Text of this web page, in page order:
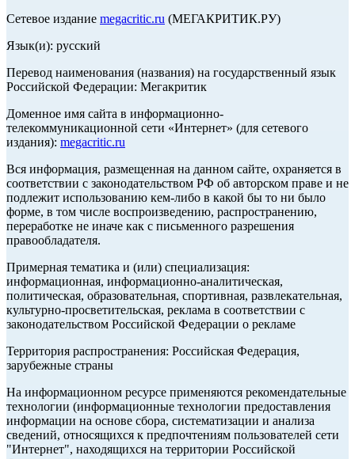
Сетевое издание megacritic.ru (МЕГАКРИТИК.РУ)
Язык(и): русский
Перевод наименования (названия) на государственный язык
Российской Федерации: Мегакритик
Доменное имя сайта в информационно-
телекоммуникационной сети «Интернет» (для сетевого
издания): megacritic.ru
Вся информация, размещенная на данном сайте, охраняется в
соответствии с законодательством РФ об авторском праве и не
подлежит использованию кем-либо в какой бы то ни было
форме, в том числе воспроизведению, распространению,
переработке не иначе как с письменного разрешения
правообладателя.
Примерная тематика и (или) специализация:
информационная, информационно-аналитическая,
политическая, образовательная, спортивная, развлекательная,
культурно-просветительская, реклама в соответствии с
законодательством Российской Федерации о рекламе
Территория распространения: Российская Федерация,
зарубежные страны
На информационном ресурсе применяются рекомендательные
технологии (информационные технологии предоставления
информации на основе сбора, систематизации и анализа
сведений, относящихся к предпочтениям пользователей сети
"Интернет", находящихся на территории Российской